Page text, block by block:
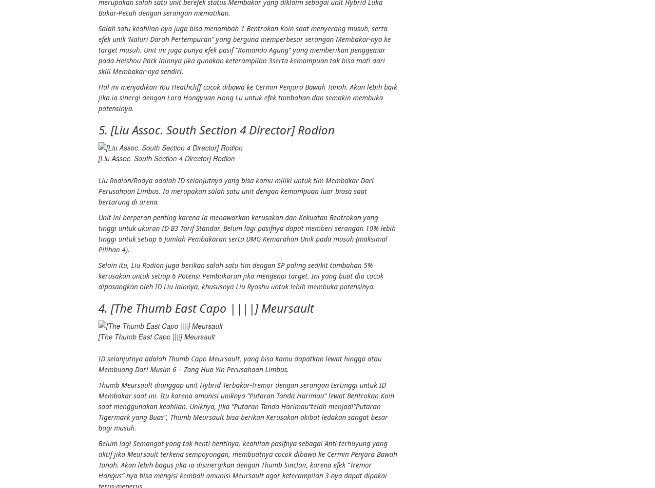
merupakan salah satu unit berefek status Membakar yang diklaim sebagai unit Hybrid Luka
Bakar-Pecah dengan serangan mematikan.
Salah satu keahlian-nya juga bisa menambah 1 Bentrokan Koin saat menyerang musuh, serta
efek unik ‘Naluri Darah Pertempuran” yang berguna memperbesar serangan Membakar-nya ke
target musuh. Unit ini juga punya efek pasif “Komando Agung” yang memberikan penggemar
pada Heishou Pack lainnya jika gunakan keterampilan 3serta kemampuan tak bisa mati dari
skill Membakar-nya sendiri.
Hal ini menjadikan You Heathcliff cocok dibawa ke Cermin Penjara Bawah Tanah. Akan lebih baik
jika ia sinergi dengan Lord Hongyuan Hong Lu untuk efek tambahan dan semakin membuka
potensinya.
5. [Liu Assoc. South Section 4 Director] Rodion
[Liu Assoc. South Section 4 Director] Rodion
Liu Rodion/Rodya adalah ID selanjutnya yang bisa kamu miliki untuk tim Membakar Dari
Perusahaan Limbus. Ia merupakan salah satu unit dengan kemampuan luar biasa saat
bertarung di arena.
Unit ini berperan penting karena ia menawarkan kerusakan dan Kekuatan Bentrokan yang
tinggi untuk ukuran ID B3 Tarif Standar. Belum lagi pasifnya dapat memberi serangan 10% lebih
tinggi untuk setiap 6 Jumlah Pembakaran serta DMG Kemarahan Unik pada musuh (maksimal
Pilihan 4).
Selain itu, Liu Rodion juga berikan salah satu tim dengan SP paling sedikit tambahan 5%
kerusakan untuk setiap 6 Potensi Pembakaran jika mengenai target. Ini yang buat dia cocok
dipasangkan oleh ID Liu lainnya, khususnya Liu Ryoshu untuk lebih membuka potensinya.
4. [The Thumb East Capo ||||] Meursault
[The Thumb East Capo ||||] Meursault
ID selanjutnya adalah Thumb Capo Meursault, yang bisa kamu dapatkan lewat hingga atau
Membuang Dari Musim 6 – Zang Hua Yin Perusahaan Limbus.
Thumb Meursault dianggap unit Hybrid Terbakar-Tremor dengan serangan tertinggi untuk ID
Membakar saat ini. Itu karena amunisi uniknya “Putaran Tanda Harimau” lewat Bentrokan Koin
saat menggunakan keahlian. Uniknya, jika “Putaran Tanda Harimau“telah menjadi”Putaran
Tigermark yang Buas“, Thumb Meursault bisa berikan Kerusakan akibat ledakan sangat besar
bagi musuh.
Belum lagi Semangat yang tak henti-hentinya, keahlian pasifnya sebagaiAnti-terhuyung yang
aktif jika Meursault terkena sempoyongan, membuatnya cocok dibawa ke Cermin Penjara Bawah
Tanah. Akan lebih bagus jika ia disinergikan dengan Thumb Sinclair, karena efek “Tremor
Hangus”-nya bisa mengisi kembali amunisi Meursault agar keterampilan 3-nya dapat dipakai